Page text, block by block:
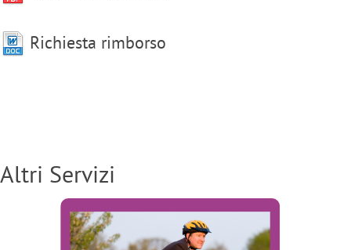
Richiesta rimborso
Altri Servizi